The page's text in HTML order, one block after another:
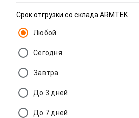
Срок отгрузки со склада ARMTEK
Любой
Сегодня
Завтра
До 3 дней
До 7 дней